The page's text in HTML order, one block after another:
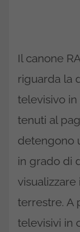
Il canone
riguarda la
televisivo in
tenuti al
detengono
in grado di
terrestre. A
televisivi in